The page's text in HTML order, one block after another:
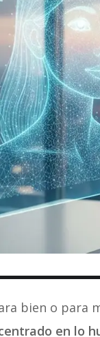
bien o para
en lo